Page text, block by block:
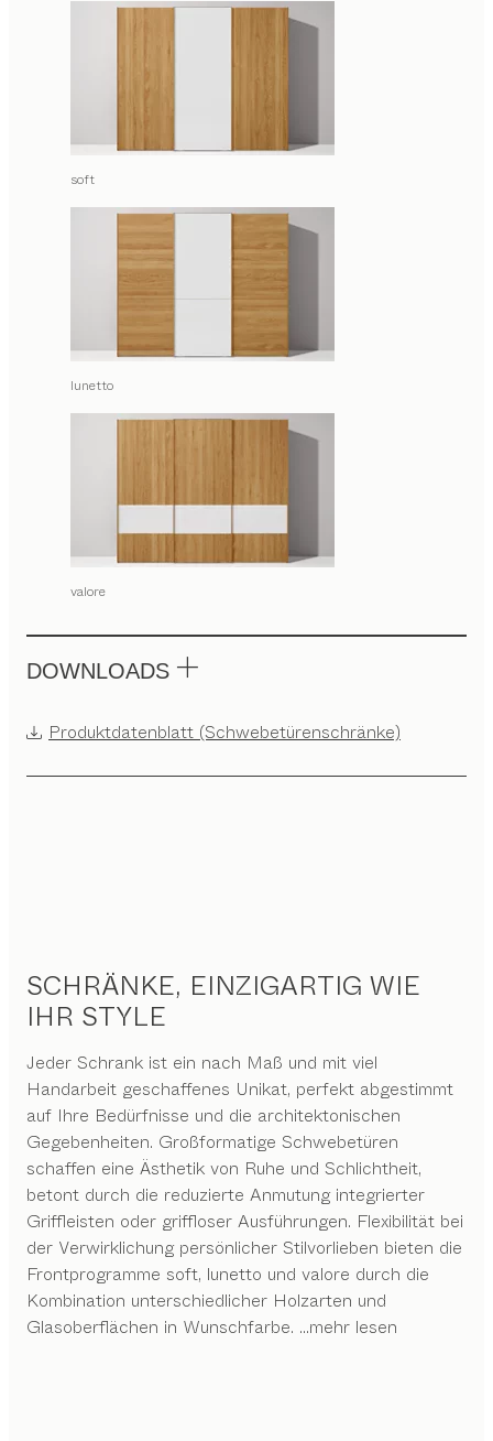
soft
lunetto
valore
DOWNLOADS
Produktdatenblatt (Schwebetürenschränke)
SCHRÄNKE, EINZIGARTIG WIE
IHR STYLE
Jeder Schrank ist ein nach Maß und mit viel
Handarbeit geschaffenes Unikat, perfekt abgestimmt
auf Ihre Bedürfnisse und die architektonischen
Gegebenheiten. Großformatige Schwebetüren
schaffen eine Ästhetik von Ruhe und Schlichtheit,
betont durch die reduzierte Anmutung integrierter
Griffleisten oder griffloser Ausführungen. Flexibilität bei
der Verwirklichung persönlicher Stilvorlieben bieten die
Frontprogramme soft, lunetto und valore durch die
Kombination unterschiedlicher Holzarten und
Glasoberflächen in Wunschfarbe. ...mehr lesen